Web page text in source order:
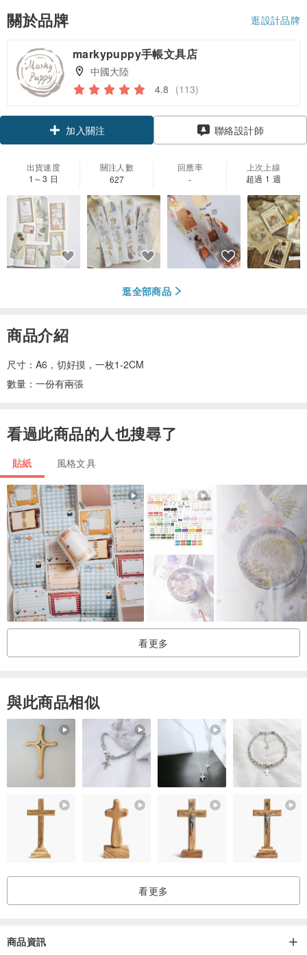
關於品牌 逛設計品牌
markypuppy手帳文具店
中國大陸
4.8 (113)
加入關注 聯絡設計師
出貨速度
1～3 日
關注人數
627
回應率
-
上次上線
超過 1 週
逛全部商品
商品介紹
尺寸：A6，切好摸，一枚1-2CM
數量：一份有兩張
看過此商品的人也搜尋了
貼紙 風格文具
看更多
與此商品相似
看更多
商品資訊